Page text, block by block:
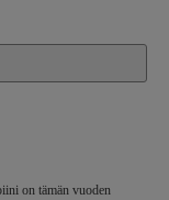
on tämän vuoden